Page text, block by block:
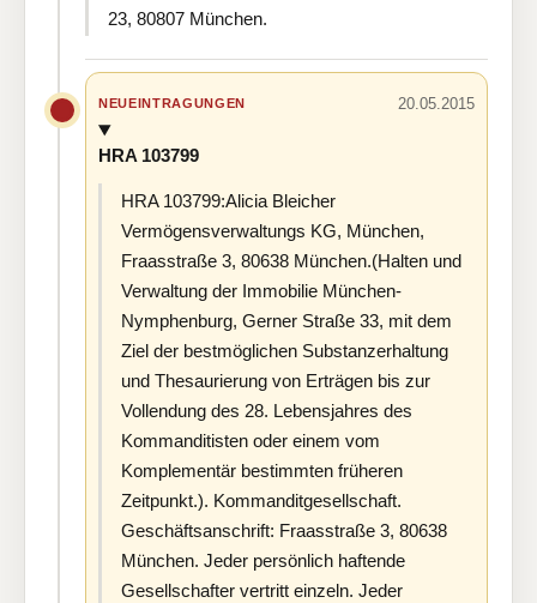
23, 80807 München.
NEUEINTRAGUNGEN 20.05.2015
HRA 103799
HRA 103799:Alicia Bleicher
Vermögensverwaltungs KG, München,
Fraasstraße 3, 80638 München.(Halten und
Verwaltung der Immobilie München-
Nymphenburg, Gerner Straße 33, mit dem
Ziel der bestmöglichen Substanzerhaltung
und Thesaurierung von Erträgen bis zur
Vollendung des 28. Lebensjahres des
Kommanditisten oder einem vom
Komplementär bestimmten früheren
Zeitpunkt.). Kommanditgesellschaft.
Geschäftsanschrift: Fraasstraße 3, 80638
München. Jeder persönlich haftende
Gesellschafter vertritt einzeln. Jeder